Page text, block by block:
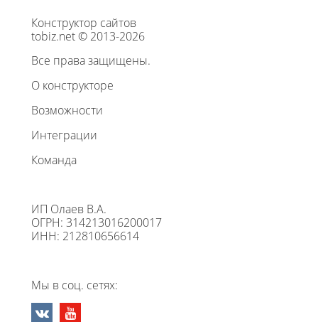
Конструктор сайтов
tobiz.net © 2013-2026
Все права защищены.
О конструкторе
Возможности
Интеграции
Команда
ИП Олаев В.А.
ОГРН: 314213016200017
ИНН: 212810656614
Мы в соц. сетях: